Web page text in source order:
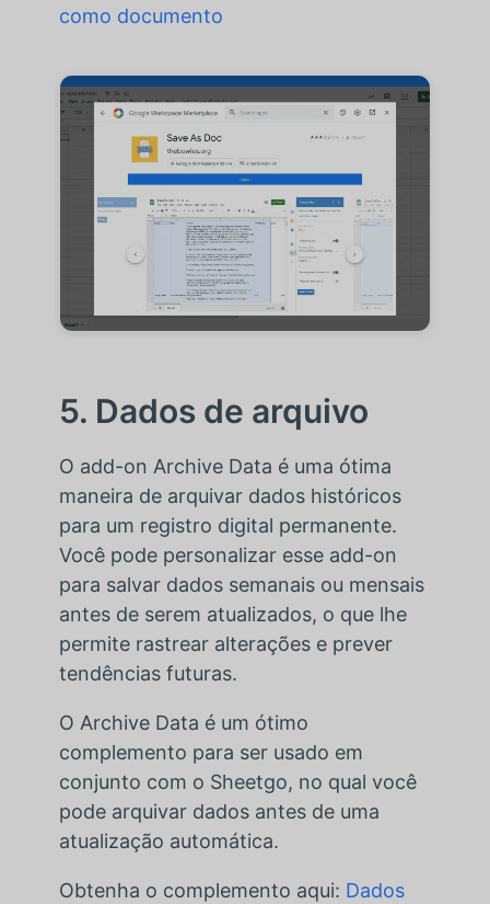
como documento
5. Dados de arquivo
O add-on Archive Data é uma ótima
maneira de arquivar dados históricos
para um registro digital permanente.
Você pode personalizar esse add-on
para salvar dados semanais ou mensais
antes de serem atualizados, o que lhe
permite rastrear alterações e prever
tendências futuras.
O Archive Data é um ótimo
complemento para ser usado em
conjunto com o Sheetgo, no qual você
pode arquivar dados antes de uma
atualização automática.
Obtenha o complemento aqui: Dados